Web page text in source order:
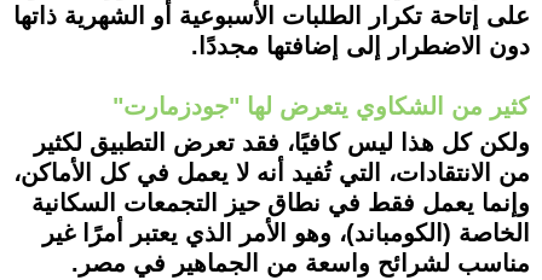
على إتاحة تكرار الطلبات الأسبوعية أو الشهرية ذاتها
دون الاضطرار إلى إضافتها مجددًا.
كثير من الشكاوي يتعرض لها "جودزمارت"
ولكن كل هذا ليس كافيًا، فقد تعرض التطبيق لكثير
من الانتقادات، التي تُفيد أنه لا يعمل في كل الأماكن،
وإنما يعمل فقط في نطاق حيز التجمعات السكانية
الخاصة (الكومباند)، وهو الأمر الذي يعتبر أمرًا غير
مناسب لشرائح واسعة من الجماهير في مصر.